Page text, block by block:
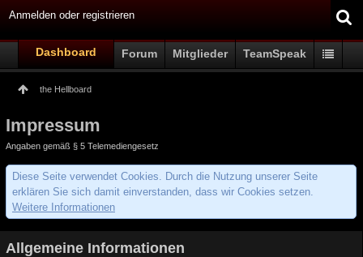
Anmelden oder registrieren
Dashboard Forum Mitglieder TeamSpeak
the Hellboard
Impressum
Angaben gemäß § 5 Telemediengesetz
Diese Seite verwendet Cookies. Durch die Nutzung unserer Seite
erklären Sie sich damit einverstanden, dass wir Cookies setzen.
Weitere Informationen
Allgemeine Informationen